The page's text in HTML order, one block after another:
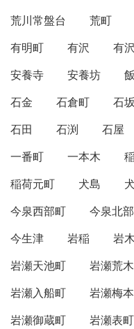
荒川常盤台
荒町
有明町
有沢 有
安養寺
安養坊
石金
石倉町 石坂
石田
石渕 石屋
一番町
一本木
稲荷元町
犬島
今泉西部町
今泉北
今生津
岩稲 岩木
岩瀬天池町
岩瀬荒
岩瀬入船町
岩瀬梅
岩瀬御蔵町
岩瀬表町